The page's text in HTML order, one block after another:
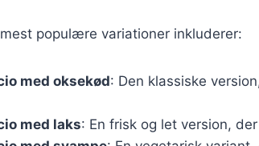
populære variationer inkluderer:
med oksekød: Den klassiske
med laks: En frisk og let version,